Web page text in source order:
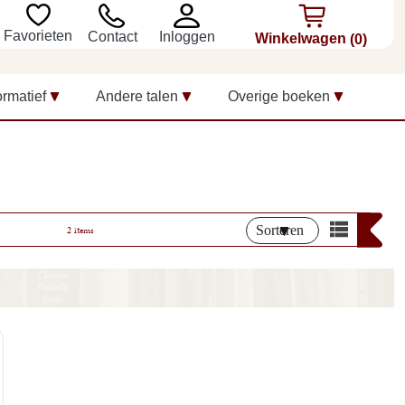
Favorieten Contact Inloggen Winkelwagen (0)
Andere talen Overige boeken
2 items Sorteren